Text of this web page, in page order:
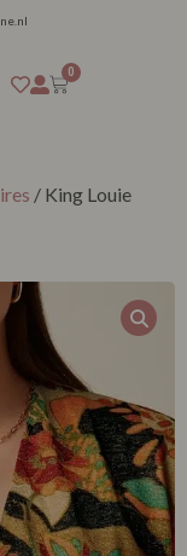
0
/ King Louie